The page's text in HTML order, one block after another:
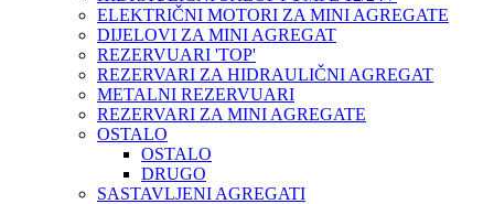
ELEKTRIČNI MOTORI ZA MINI AGREGATE
DIJELOVI ZA MINI AGREGAT
REZERVUARI 'TOP'
REZERVARI ZA HIDRAULIČNI AGREGAT
METALNI REZERVUARI
REZERVARI ZA MINI AGREGATE
OSTALO
OSTALO
DRUGO
SASTAVLJENI AGREGATI